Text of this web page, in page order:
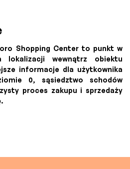
Shopping Center to punkt w
lokalizacji wewnątrz obiektu
informacje dla użytkownika
0, sąsiedztwo schodów
proces zakupu i sprzedaży